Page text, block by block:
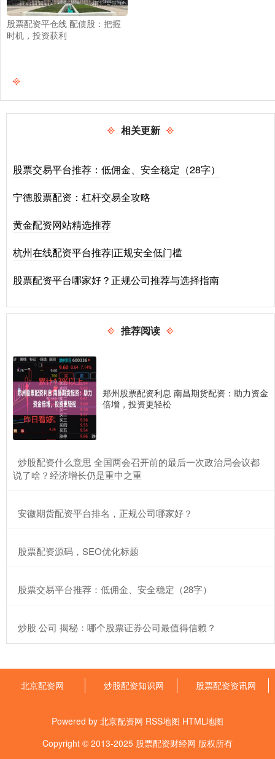
股票配资平仓线 配债股：把握
时机，投资获利
相关更新
股票交易平台推荐：低佣金、安全稳定（28字）
宁德股票配资：杠杆交易全攻略
黄金配资网站精选推荐
杭州在线配资平台推荐|正规安全低门槛
股票配资平台哪家好？正规公司推荐与选择指南
推荐阅读
郑州股票配资利息 南昌期货配资：助力资金
倍增，投资更轻松
​炒股配资什么意思 全国两会召开前的最后一次政治局会议都
说了啥？经济增长仍是重中之重
​安徽期货配资平台排名，正规公司哪家好？
​股票配资源码，SEO优化标题
​股票交易平台推荐：低佣金、安全稳定（28字）
​炒股 公司 揭秘：哪个股票证券公司最值得信赖？
北京配资网 炒股配资知识网 股票配资资讯网
Powered by 北京配资网 RSS地图 HTML地图
Copyright © 2013-2025 股票配资财经网 版权所有